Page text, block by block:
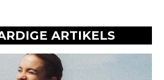
ARTIKELS